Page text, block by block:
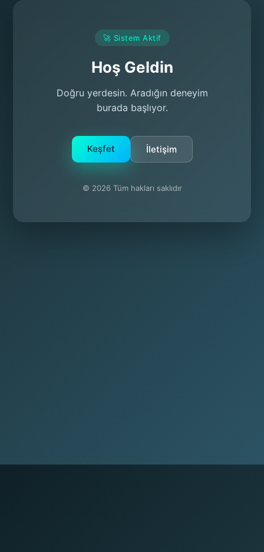
🚀 Sistem Aktif
Hoş Geldin
Doğru yerdesin. Aradığın deneyim
burada başlıyor.
Keşfet İletişim
© 2026 Tüm hakları saklıdır